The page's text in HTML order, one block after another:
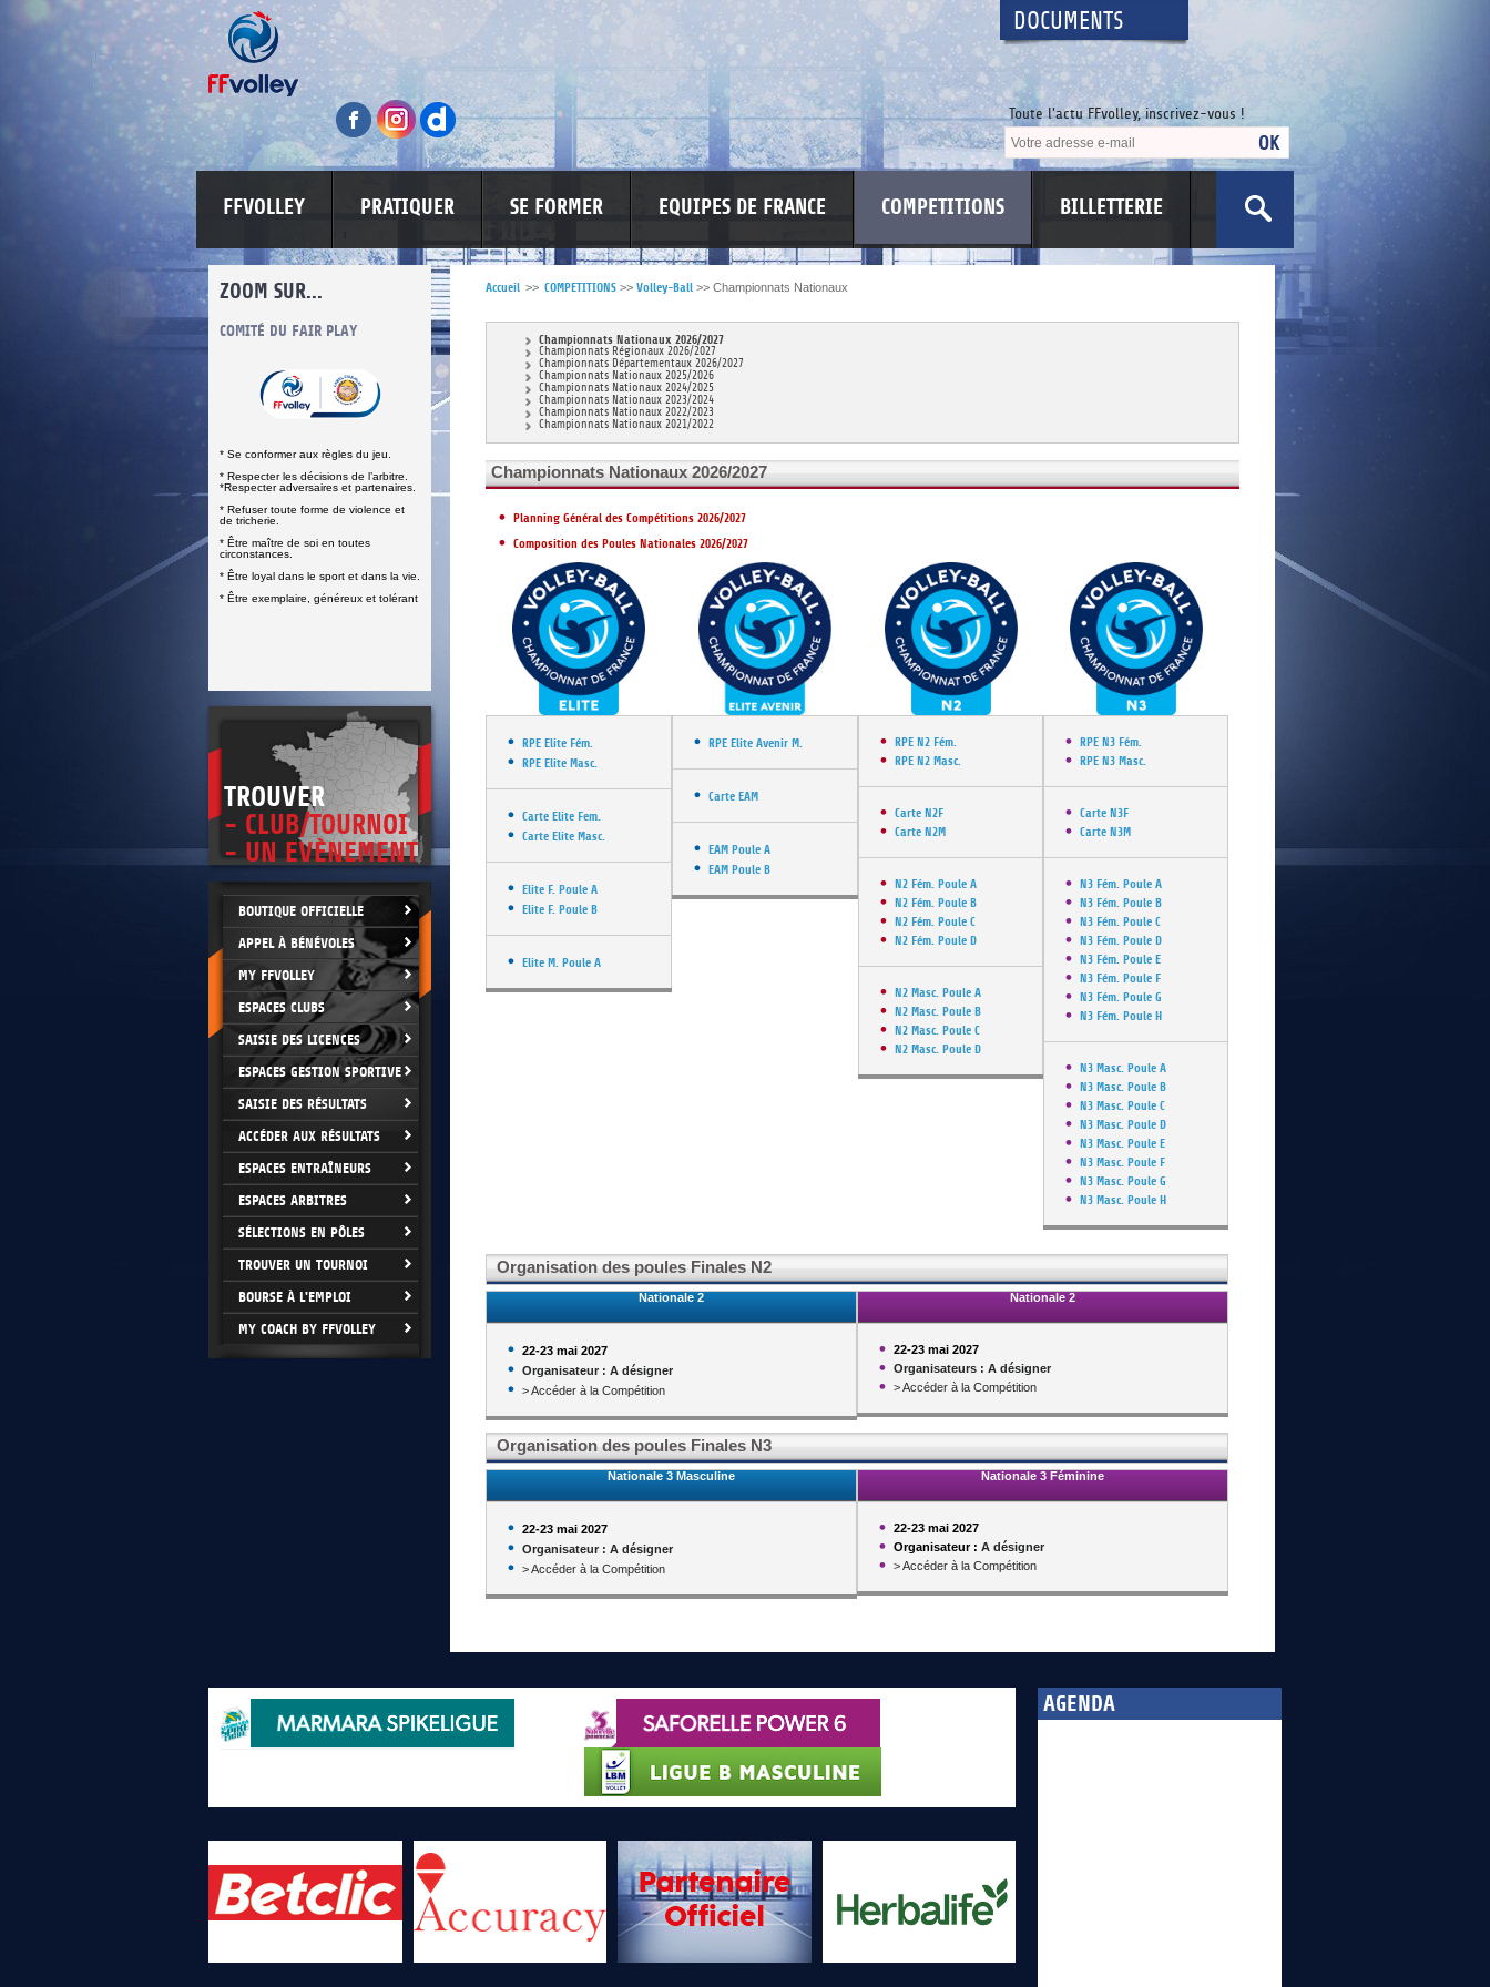
DOCUMENTS
Toute l'actu FFvolley, inscrivez-vous !
FFVOLLEY PRATIQUER SE FORMER EQUIPES DE FRANCE COMPETITIONS BILLETTERIE
ZOOM SUR...
DOCUMENTS UTILES
CLIQUEZ ICI
COMITÉ DU FAIR PLAY
* Se conformer aux règles du jeu.
* Respecter les décisions de l’arbitre.
*Respecter adversaires et partenaires.
* Refuser toute forme de violence et
de tricherie.
* Être maître de soi en toutes
circonstances.
* Être loyal dans le sport et dans la vie.
* Être exemplaire, généreux et tolérant
LUTTE CONTRE LES VIOLENCES MA PETITE SPONSO
CLIQUEZ ICI
TROUVER
- CLUB/TOURNOI
- UN EVÈNEMENT
BOUTIQUE OFFICIELLE
APPEL À BÉNÉVOLES
MY FFVOLLEY
ESPACES CLUBS
SAISIE DES LICENCES
ESPACES GESTION SPORTIVE
SAISIE DES RÉSULTATS
ACCÉDER AUX RÉSULTATS
ESPACES ENTRAÎNEURS
ESPACES ARBITRES
SÉLECTIONS EN PÔLES
TROUVER UN TOURNOI
BOURSE À L'EMPLOI
MY COACH BY FFVOLLEY
Accueil >> COMPETITIONS >> Volley-Ball >> Championnats Nationaux
Championnats Nationaux 2026/2027
Championnats Régionaux 2026/2027
Championnats Départementaux 2026/2027
Championnats Nationaux 2025/2026
Championnats Nationaux 2024/2025
Championnats Nationaux 2023/2024
Championnats Nationaux 2022/2023
Championnats Nationaux 2021/2022
Championnats Nationaux 2026/2027
Planning Général des Compétitions 2026/2027
Composition des Poules Nationales 2026/2027
RPE Elite Fém.
RPE Elite Masc.
Carte Elite Fem.
Carte Elite Masc.
Elite F. Poule A
Elite F. Poule B
Elite M. Poule A
RPE Elite Avenir M.
Carte EAM
EAM Poule A
EAM Poule B
RPE N2 Fém.
RPE N2 Masc.
Carte N2F
Carte N2M
N2 Fém. Poule A
N2 Fém. Poule B
N2 Fém. Poule C
N2 Fém. Poule D
N2 Masc. Poule A
N2 Masc. Poule B
N2 Masc. Poule C
N2 Masc. Poule D
RPE N3 Fém.
RPE N3 Masc.
Carte N3F
Carte N3M
N3 Fém. Poule A
N3 Fém. Poule B
N3 Fém. Poule C
N3 Fém. Poule D
N3 Fém. Poule E
N3 Fém. Poule F
N3 Fém. Poule G
N3 Fém. Poule H
N3 Masc. Poule A
N3 Masc. Poule B
N3 Masc. Poule C
N3 Masc. Poule D
N3 Masc. Poule E
N3 Masc. Poule F
N3 Masc. Poule G
N3 Masc. Poule H
Organisation des poules Finales N2
Nationale 2
22-23 mai 2027
Organisateur : A désigner
> Accéder à la Compétition
Nationale 2
22-23 mai 2027
Organisateurs : A désigner
> Accéder à la Compétition
Organisation des poules Finales N3
Nationale 3 Masculine
22-23 mai 2027
Organisateur : A désigner
> Accéder à la Compétition
Nationale 3 Féminine
22-23 mai 2027
Organisateur : A désigner
> Accéder à la Compétition
AGENDA